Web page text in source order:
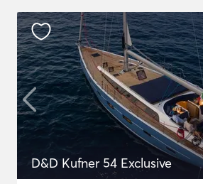
D&D Kufner 54 Exclusive